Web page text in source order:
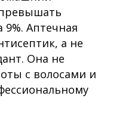
Аптечная
а не
Она не
с волосами и